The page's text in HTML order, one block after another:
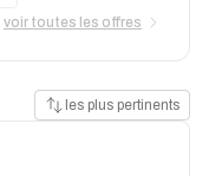
voir toutes les offres
les plus pertinents